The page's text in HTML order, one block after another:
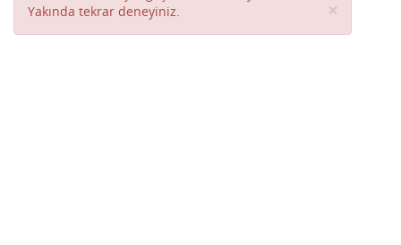
Yakında tekrar deneyiniz.
×